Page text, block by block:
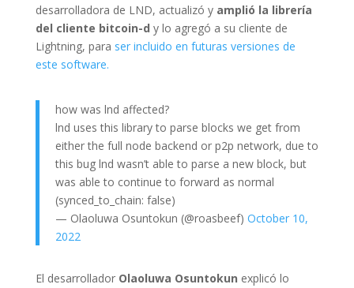
desarrolladora de LND, actualizó y amplió la librería
del cliente bitcoin-d y lo agregó a su cliente de
Lightning, para ser incluido en futuras versiones de
este software.
how was lnd affected?
lnd uses this library to parse blocks we get from
either the full node backend or p2p network, due to
this bug lnd wasn’t able to parse a new block, but
was able to continue to forward as normal
(synced_to_chain: false)
— Olaoluwa Osuntokun (@roasbeef) October 10,
2022
El desarrollador Olaoluwa Osuntokun explicó lo